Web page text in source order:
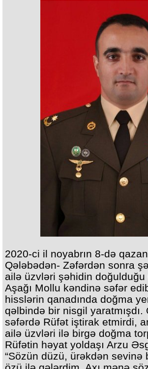
2020-ci il noyabrın 8-də
Qələbədən- Zəfərdən sonra
ailə üzvləri şəhidin doğulduğu
Aşağı Mollu kəndinə səfər
hisslərin qanadında doğma
qəlbində bir nisgil yaratmışdı.
səfərdə Rüfət iştirak etmirdi,
ailə üzvləri ilə birgə doğma
Rüfətin həyat yoldaşı Arzu
“Sözün düzü, ürəkdən sevinə